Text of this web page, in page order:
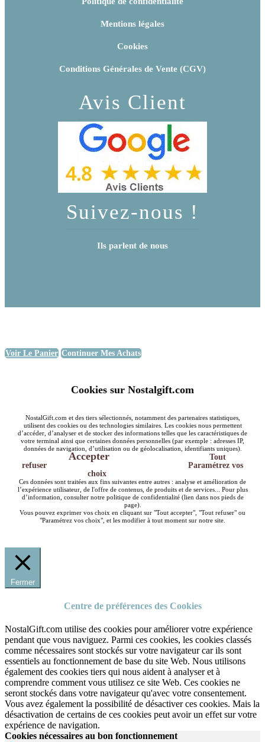
Mentions légales
Cookies
Conditions Générales de Vente (CGV)
Avis Client
Suivez-nous !
Ils parlent de nous
Voir Le Panier Continuer Mes Achats
Cookies sur Nostalgift.com
NostalGift.com et des tiers sélectionnés, notamment des partenaires statistiques,
utilisent des cookies ou des technologies similaires. Les cookies nous permettent
d’accéder, d’analyser et de stocker des informations telles que les caractéristiques de
votre terminal ainsi que certaines données personnelles (par exemple : adresses IP,
données de navigation, d’utilisation ou de géolocalisation, identifiants uniques).
Accepter
Tout
refuser
Paramétrez vos
choix
Ces données sont traitées aux fins suivantes entre autres : analyse et amélioration de
l’expérience utilisateur, de l'offre de contenus, de produits et de services... Pour plus
d’information, consulter notre politique de confidentialité (lien dans nos pieds de
page).
Vous pouvez exprimer vos choix en cliquant sur "Tout accepter", "Tout refuser" ou
"Paramétrez vos choix", et les modifier à tout moment sur notre site.
Fermer
Centre de préférences des Cookies
NostalGift.com utilise des cookies pour améliorer votre expérience
pendant que vous naviguez. Parmi ces cookies, les cookies classés
comme nécessaires sont stockés sur votre navigateur car ils sont
essentiels au fonctionnement de base du site Web. Nous utilisons
également des cookies tiers qui nous aident à analyser et à
comprendre comment vous utilisez ce site Web. Ces cookies ne
seront stockés dans votre navigateur qu'avec votre consentement.
Vous avez également la possibilité de désactiver ces cookies. Mais la
désactivation de certains de ces cookies peut avoir un effet sur votre
expérience de navigation.
Cookies nécessaires au bon fonctionnement